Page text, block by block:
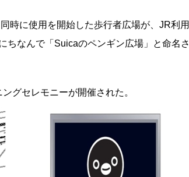
時に使用を開始した歩行者広場が、JR利用
ちなんで「Suicaのペンギン広場」と命名さ
グセレモニーが開催された。